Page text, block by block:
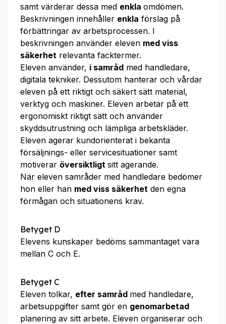
samt värderar dessa med enkla omdömen.
Beskrivningen innehåller enkla förslag på
förbättringar av arbetsprocessen. I
beskrivningen använder eleven med viss
säkerhet relevanta facktermer.
Eleven använder, i samråd med handledare,
digitala tekniker. Dessutom hanterar och vårdar
eleven på ett riktigt och säkert sätt material,
verktyg och maskiner. Eleven arbetar på ett
ergonomiskt riktigt sätt och använder
skyddsutrustning och lämpliga arbetskläder.
Eleven agerar kundorienterat i bekanta
försäljnings- eller servicesituationer samt
motiverar översiktligt sitt agerande.
När eleven samråder med handledare bedömer
hon eller han med viss säkerhet den egna
förmågan och situationens krav.
Betyget D
Elevens kunskaper bedöms sammantaget vara
mellan C och E.
Betyget C
Eleven tolkar, efter samråd med handledare,
arbetsuppgifter samt gör en genomarbetad
planering av sitt arbete. Eleven organiserar och